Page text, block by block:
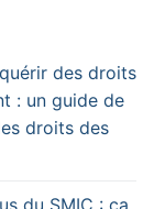
des droits
: un guide de
droits des